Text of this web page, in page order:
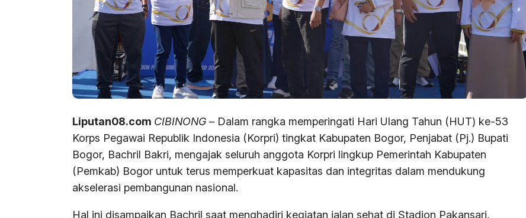
Liputan08.com CIBINONG – Dalam rangka memperingati Hari Ulang Tahun (HUT) ke-53
Korps Pegawai Republik Indonesia (Korpri) tingkat Kabupaten Bogor, Penjabat (Pj.) Bupati
Bogor, Bachril Bakri, mengajak seluruh anggota Korpri lingkup Pemerintah Kabupaten
(Pemkab) Bogor untuk terus memperkuat kapasitas dan integritas dalam mendukung
akselerasi pembangunan nasional.
Hal ini disampaikan Bachril saat menghadiri kegiatan jalan sehat di Stadion Pakansari,